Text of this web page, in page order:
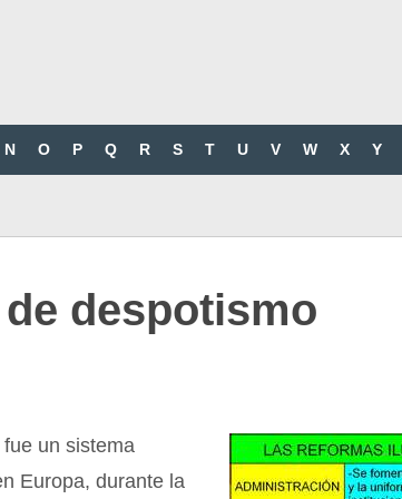
N O P Q R S T U V W X Y
despotismo
un sistema
Europa, durante la